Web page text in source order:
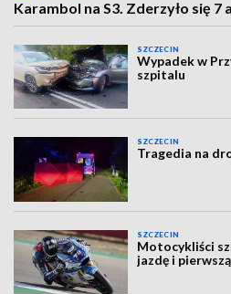
Karambol na S3. Zderzyło się 7
SZCZECIN
Wypadek w
szpitalu
SZCZECIN
Tragedia na
SZCZECIN
Motocykliści
jazdę i